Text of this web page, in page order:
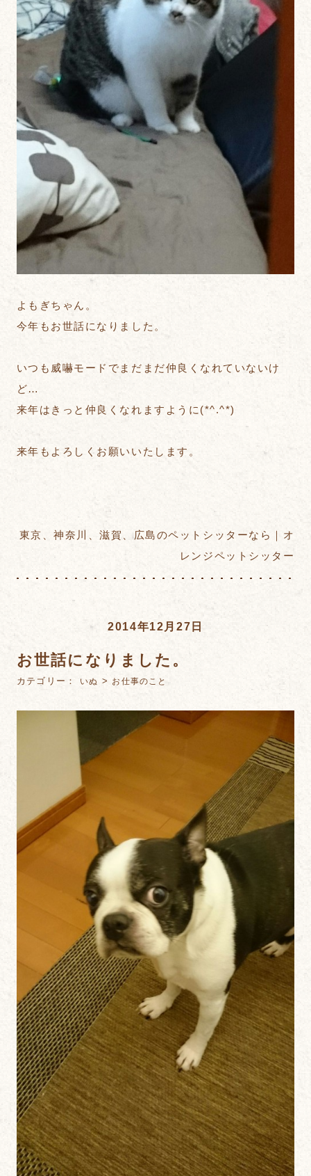
よもぎちゃん。
今年もお世話になりました。
いつも威嚇モードでまだまだ仲良くなれていないけ
ど…
来年はきっと仲良くなれますように(*^.^*)
来年もよろしくお願いいたします。
東京、神奈川、滋賀、広島のペットシッターなら｜オ
レンジペットシッター
2014年12月27日
お世話になりました。
カテゴリー： いぬ > お仕事のこと